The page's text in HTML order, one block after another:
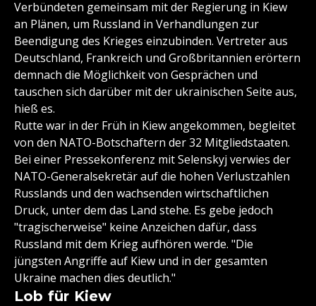
Verbündeten gemeinsam mit der Regierung in Kiew
an Plänen, um Russland in Verhandlungen zur
Beendigung des Krieges einzubinden. Vertreter aus
Deutschland, Frankreich und Großbritannien erörtern
demnach die Möglichkeit von Gesprächen und
tauschen sich darüber mit der ukrainischen Seite aus,
hieß es.
Rutte war in der Früh in Kiew angekommen, begleitet
von den NATO-Botschaftern der 32 Mitgliedstaaten.
Bei einer Pressekonferenz mit Selenskyj verwies der
NATO-Generalsekretär auf die hohen Verlustzahlen
Russlands und den wachsenden wirtschaftlichen
Druck, unter dem das Land stehe. Es gebe jedoch
"tragischerweise" keine Anzeichen dafür, dass
Russland mit dem Krieg aufhören werde. "Die
jüngsten Angriffe auf Kiew und in der gesamten
Ukraine machen dies deutlich."
Lob für Kiew